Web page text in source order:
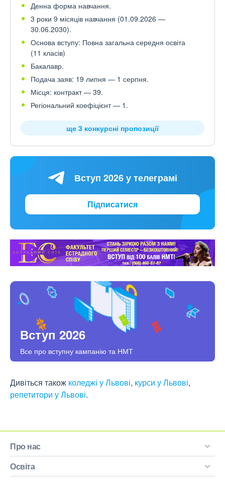
Денна форма навчання.
3 роки 9 місяців навчання (01.09.2026 —
30.06.2030).
Основа вступу: Повна загальна середня освіта
(11 класів)
Бакалавр.
Подача заяв: 19 липня — 1 серпня.
Місця: контракт — 39.
Регіональний коефіцієнт — 1.
ще 3 конкурсні пропозиції
Вступ 2026 у телеграмі
Підписатися
Вступ 2026
Все про вступну кампанію та НМТ
Дивіться також коледжі у Львові, курси у Львові,
репетитори у Львові.
Про нас
Освіта